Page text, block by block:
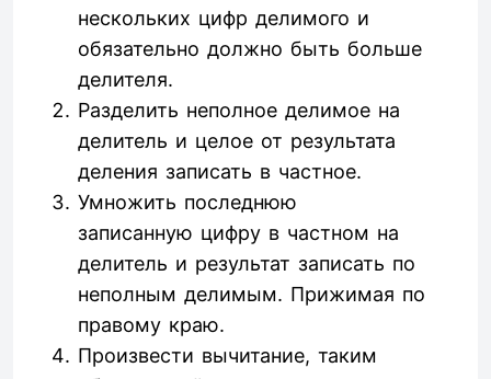
нескольких цифр делимого и
обязательно должно быть больше
делителя.
Разделить неполное делимое на
делитель и целое от результата
деления записать в частное.
Умножить последнюю
записанную цифру в частном на
делитель и результат записать по
неполным делимым. Прижимая по
правому краю.
Произвести вычитание, таким